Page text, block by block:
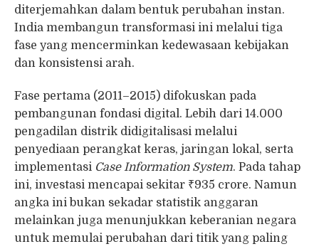
diterjemahkan dalam bentuk perubahan instan.
India membangun transformasi ini melalui tiga
fase yang mencerminkan kedewasaan kebijakan
dan konsistensi arah.
Fase pertama (2011–2015) difokuskan pada
pembangunan fondasi digital. Lebih dari 14.000
pengadilan distrik didigitalisasi melalui
penyediaan perangkat keras, jaringan lokal, serta
implementasi Case Information System. Pada tahap
ini, investasi mencapai sekitar ₹935 crore. Namun
angka ini bukan sekadar statistik anggaran
melainkan juga menunjukkan keberanian negara
untuk memulai perubahan dari titik yang paling